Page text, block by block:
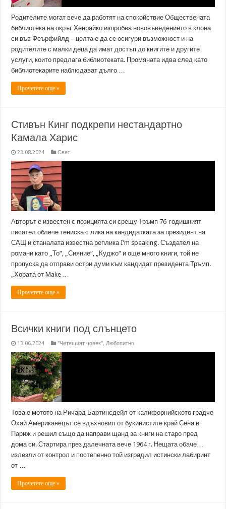
Родителите могат вече да работят на спокойствие Обществената
библиотека на окръг Хенрайко изпробва нововъведението в клона
си във Феърфийлд – целта е да се осигури възможност и на
родителите с малки деца да имат достъп до книгите и другите
услуги, които предлага библиотеката. Промяната идва след като
библиотекарите наблюдават дълго …
Прочетете още »
Стивън Кинг подкрепи нестандартно
Камала Харис
23.08.2024 Свят
Авторът е известен с позицията си срещу Тръмп 76-годишният
писател облече тениска с лика на кандидатката за президент на
САЩ и станалата известна реплика I’m speaking. Създател на
романи като „То“, „Сияние“, „Куджо“ и още много книги, той не
пропуска да отправи остри думи към кандидат президента Тръмп.
„Хората от Make …
Прочетете още »
Всички книги под слънцето
13.06.2024 "Четящият човек",Любопитно
Това е мотото на Ричард Бартинсдейл от калифорнийското градче
Охай Американецът се вдъхновил от букинистите край Сена в
Париж и решил също да направи щанд за книги на старо пред
дома си. Стартира през далечната вече 1964 г. Нещата обаче…
излезли от контрол и постепенно той изградил истински лабиринт
от …
Прочетете още »